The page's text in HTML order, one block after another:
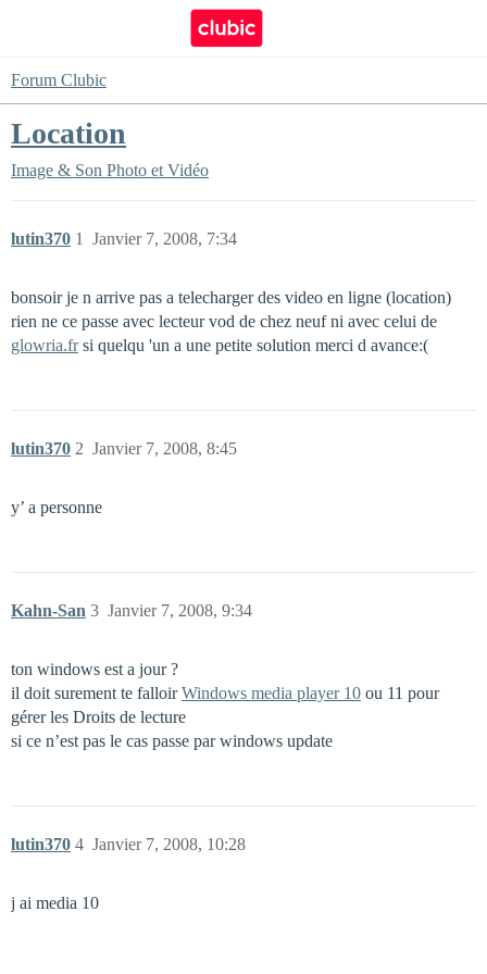
Forum Clubic
Location
Image & Son Photo et Vidéo
lutin370 Janvier 7, 2008, 7:34
1
bonsoir je n arrive pas a telecharger des video en ligne (location)
rien ne ce passe avec lecteur vod de chez neuf ni avec celui de
glowria.frsi quelqu 'un a une petite solution merci d avance:(
lutin370 Janvier 7, 2008, 8:45
2
y’ a personne
Kahn-San Janvier 7, 2008, 9:34
3
ton windows est a jour ?
il doit surement te falloirWindows media player 10 ou 11 pour
gérer les Droits de lecture
si ce n’est pas le cas passe par windows update
lutin370 Janvier 7, 2008, 10:28
4
j ai media 10